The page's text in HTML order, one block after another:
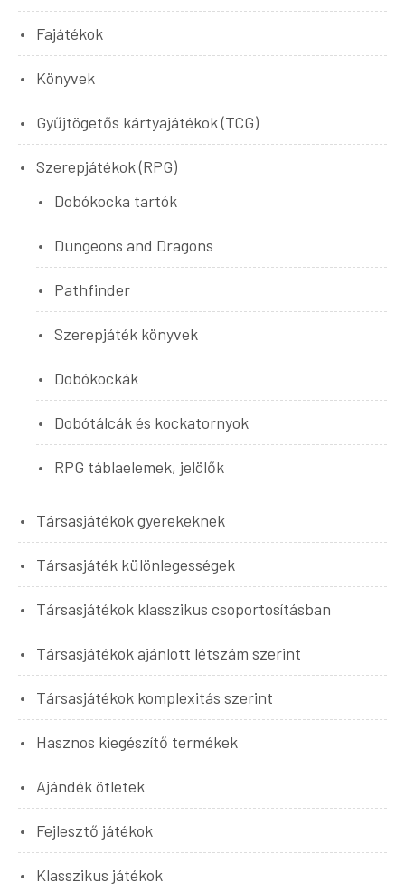
Fajátékok
Könyvek
Gyűjtögetős kártyajátékok (TCG)
Szerepjátékok (RPG)
Dobókocka tartók
Dungeons and Dragons
Pathfinder
Szerepjáték könyvek
Dobókockák
Dobótálcák és kockatornyok
RPG táblaelemek, jelölők
Társasjátékok gyerekeknek
Társasjáték különlegességek
Társasjátékok klasszikus csoportosításban
Társasjátékok ajánlott létszám szerint
Társasjátékok komplexitás szerint
Hasznos kiegészítő termékek
Ajándék ötletek
Fejlesztő játékok
Klasszikus játékok